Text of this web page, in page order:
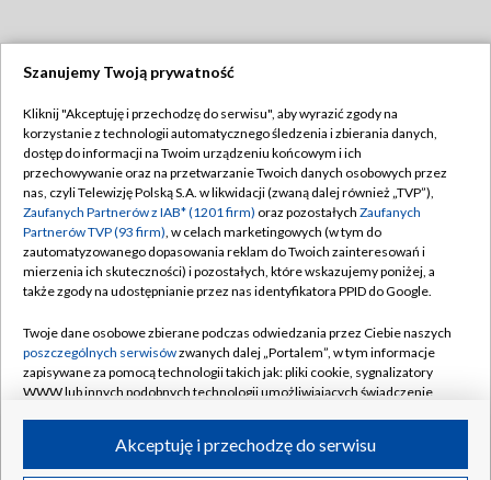
TVP
Abonament TVP
Emisja w TVP
Centrum informacji TVP
Naziemna Telewizja Cyfrowa
Rada Programowa
System NOS
Informacje o nadawcy
Program dla prasy
Regulamin TVP
Polityka prywatności
Moje zgody
Pomoc
Kontakt
Kanały
Szanujemy Twoją prywatność
Kliknij "Akceptuję i przechodzę do serwisu", aby wyrazić zgody na
korzystanie z technologii automatycznego śledzenia i zbierania danych,
dostęp do informacji na Twoim urządzeniu końcowym i ich
przechowywanie oraz na przetwarzanie Twoich danych osobowych przez
nas, czyli Telewizję Polską S.A. w likwidacji (zwaną dalej również „TVP”),
Zaufanych Partnerów z IAB* (1201 firm) oraz pozostałych Zaufanych
Partnerów TVP (93 firm), w celach marketingowych (w tym do
zautomatyzowanego dopasowania reklam do Twoich zainteresowań i
mierzenia ich skuteczności) i pozostałych, które wskazujemy poniżej, a
także zgody na udostępnianie przez nas identyfikatora PPID do Google.
Twoje dane osobowe zbierane podczas odwiedzania przez Ciebie naszych
poszczególnych serwisówzwanych dalej „Portalem”, w tym informacje
zapisywane za pomocą technologii takich jak: pliki cookie, sygnalizatory
WWW lub innych podobnych technologii umożliwiających świadczenie
ruchu w Internecie.Akceptuję i przechodzę do serwisu